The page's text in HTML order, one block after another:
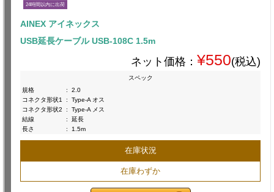
24時間以内に出荷
AINEX アイネックス
USB延長ケーブル USB-108C 1.5m
ネット価格： ¥550(税込)
スペック
規格
:
2.0
コネクタ形状1
:
Type-A オス
コネクタ形状2
:
Type-A メス
結線
:
延長
長さ
: 1.5m
在庫状況
在庫わずか